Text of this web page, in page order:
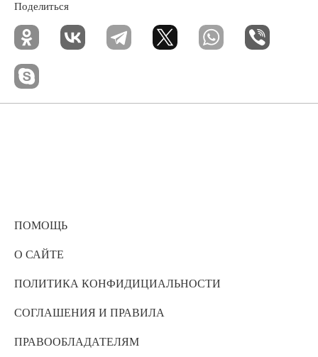
Поделиться
ПОМОЩЬ
О САЙТЕ
ПОЛИТИКА КОНФИДИЦИАЛЬНОСТИ
СОГЛАШЕНИЯ И ПРАВИЛА
ПРАВООБЛАДАТЕЛЯМ